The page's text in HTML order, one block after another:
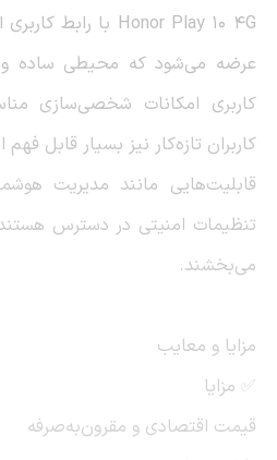
عرضه می‌شود که محیطی ساده و
کاربری امکانات شخصی‌سازی
کاربران تازه‌کار نیز بسیار قابل
قابلیت‌هایی مانند مدیریت
تنظیمات امنیتی در دسترس هستند
می‌بخشند.
مزایا و معایب
✅ مزایا
قیمت اقتصادی و مقرون‌به‌صرفه